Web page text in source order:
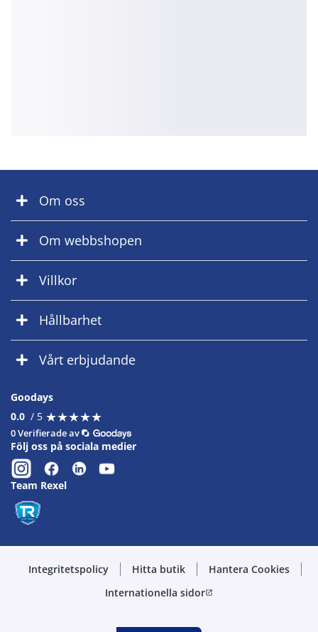
Om oss
Om webbshopen
Villkor
Hållbarhet
Vårt erbjudande
Goodays
0.0 / 5 ★★★★★
★★★★★
0 Verifierade av
Följ oss på sociala medier
Team Rexel
Integritetspolicy Hitta butik
Hantera Cookies
Internationella sidoropen_in_new